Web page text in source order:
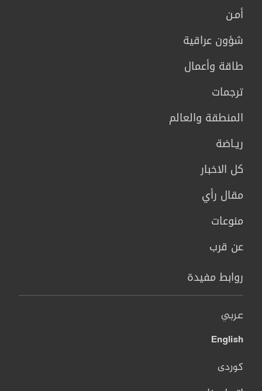
أمـن
شؤون عراقية
طاقة وأعمال
ترجمات
المنطقة والعالم
ريـاضة
كل الاخبار
مقال رأي
منوعات
عن قرب
روابط مفيدة
عربي
English
کوردی